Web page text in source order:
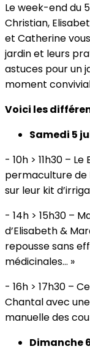
Le week-end du
Christian,
et Catherine
jardin et leurs
astuces pour un
moment
Voici les
Samedi 5
- 10h > 11h30 –
permaculture de
sur leur kit
- 14h > 15h30 –
d’Elisabeth &
repousse sans
médicinales... »
- 16h > 17h30 –
Chantal avec
manuelle des
Dimanche